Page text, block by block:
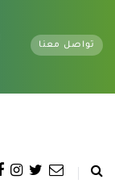
تواصل معنا